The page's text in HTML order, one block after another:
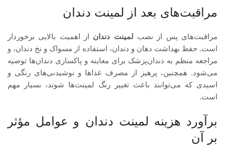
مراقبت‌های بعد از لمینت دندان
مراقبت‌های پس از نصب لمینت دندان از اهمیت بالایی برخوردار
است. حفظ بهداشت دهان و دندان، استفاده از مسواک و نخ دندان، و
مراجعه منظم به دندان‌پزشک برای معاینه و پاکسازی دندان‌ها توصیه
می‌شود. همچنین، پرهیز از مصرف غذاها و نوشیدنی‌های رنگی و
اسیدی که می‌توانند باعث تغییر رنگ لمینت‌ها شوند، بسیار مهم
است.
برآورد هزینه لمینت دندان و عوامل مؤثر
بر آن